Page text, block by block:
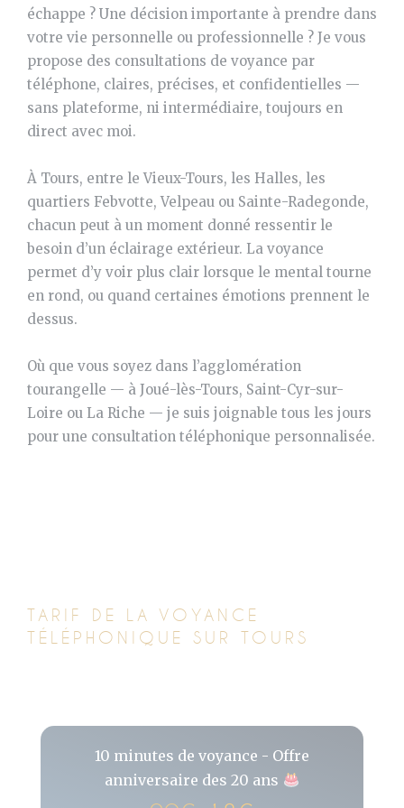
échappe ? Une décision importante à prendre dans
votre vie personnelle ou professionnelle ? Je vous
propose des consultations de voyance par
téléphone, claires, précises, et confidentielles —
sans plateforme, ni intermédiaire, toujours en
direct avec moi.
À Tours, entre le Vieux-Tours, les Halles, les
quartiers Febvotte, Velpeau ou Sainte-Radegonde,
chacun peut à un moment donné ressentir le
besoin d’un éclairage extérieur. La voyance
permet d’y voir plus clair lorsque le mental tourne
en rond, ou quand certaines émotions prennent le
dessus.
Où que vous soyez dans l’agglomération
tourangelle — à Joué-lès-Tours, Saint-Cyr-sur-
Loire ou La Riche — je suis joignable tous les jours
pour une consultation téléphonique personnalisée.
TARIF DE LA VOYANCE
TÉLÉPHONIQUE SUR TOURS
10 minutes de voyance - Offre
anniversaire des 20 ans